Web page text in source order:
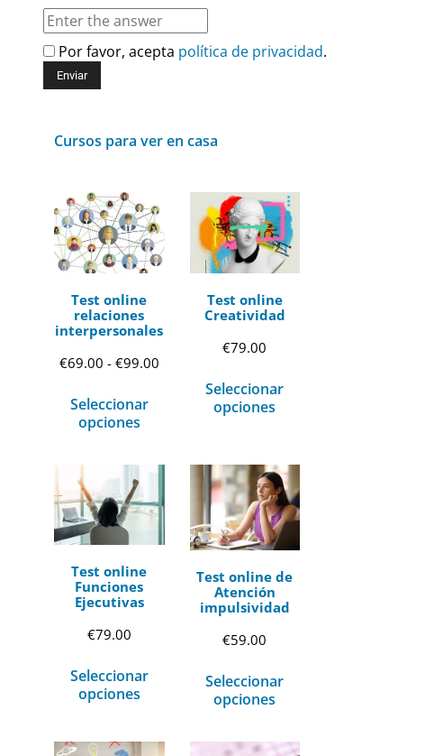
Por favor, acepta política de privacidad.
Cursos para ver en casa
Test online
relaciones
interpersonales
€69.00 - €99.00Rango
€69.00
hasta
€99.00
Seleccionar
opciones
Test online
Creatividad
€79.00
Seleccionar
opciones
Test online
Funciones
Ejecutivas
€79.00
Seleccionar
opciones
Test online de
Atención
impulsividad
€59.00
Seleccionar
opciones